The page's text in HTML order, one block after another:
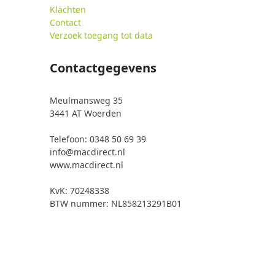
Klachten
Contact
Verzoek toegang tot data
Contactgegevens
Meulmansweg 35
3441 AT Woerden
Telefoon: 0348 50 69 39
info@macdirect.nl
www.macdirect.nl
KvK: 70248338
BTW nummer: NL858213291B01